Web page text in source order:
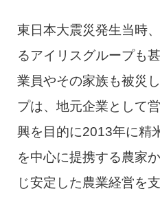
東日本大震災発生当時
るアイリスグループも
業員やその家族も被災
プは、地元企業として
興を目的に2013年に精
を中心に提携する農家
じ安定した農業経営を